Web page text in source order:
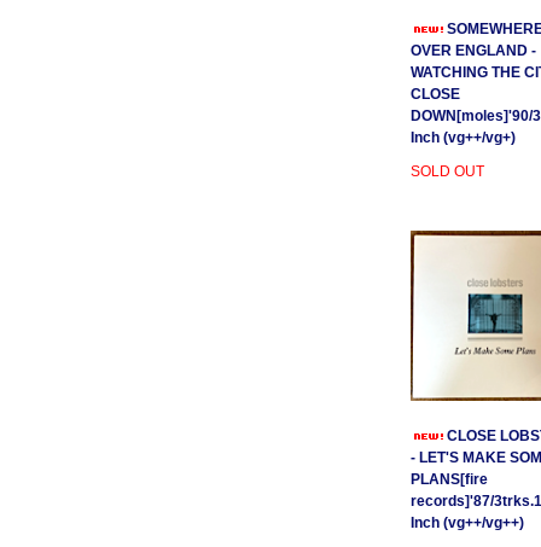
OVER ENGLAND -
WATCHING THE
CLOSE
DOWN[moles]'90/
Inch (vg++/vg+)
SOLD OUT
CLOSE
- LET'S MAKE
PLANS[fire
records]'87/
Inch (vg++/vg++)